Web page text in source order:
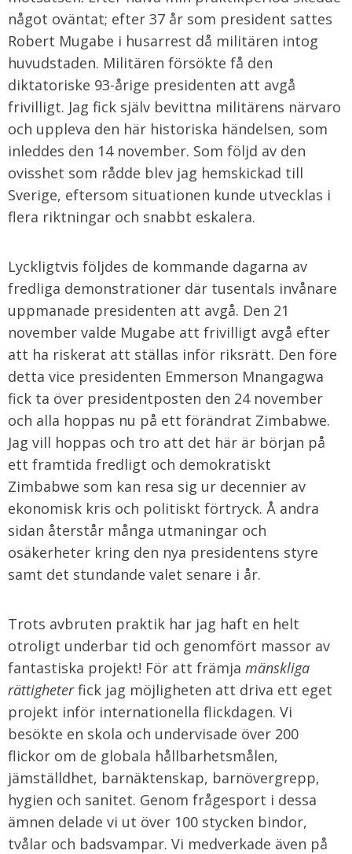
något oväntat; efter 37 år som president sattes
Robert Mugabe i husarrest då militären intog
huvudstaden. Militären försökte få den
diktatoriske 93-årige presidenten att avgå
frivilligt. Jag fick själv bevittna militärens närvaro
och uppleva den här historiska händelsen, som
inleddes den 14 november. Som följd av den
ovisshet som rådde blev jag hemskickad till
Sverige, eftersom situationen kunde utvecklas i
flera riktningar och snabbt eskalera.
Lyckligtvis följdes de kommande dagarna av
fredliga demonstrationer där tusentals invånare
uppmanade presidenten att avgå. Den 21
november valde Mugabe att frivilligt avgå efter
att ha riskerat att ställas inför riksrätt. Den före
detta vice presidenten Emmerson Mnangagwa
fick ta över presidentposten den 24 november
och alla hoppas nu på ett förändrat Zimbabwe.
Jag vill hoppas och tro att det här är början på
ett framtida fredligt och demokratiskt
Zimbabwe som kan resa sig ur decennier av
ekonomisk kris och politiskt förtryck. Å andra
sidan återstår många utmaningar och
osäkerheter kring den nya presidentens styre
samt det stundande valet senare i år.
Trots avbruten praktik har jag haft en helt
otroligt underbar tid och genomfört massor av
fantastiska projekt! För att främja mänskliga
rättigheterfick jag möjligheten att driva ett eget
projekt inför internationella flickdagen. Vi
besökte en skola och undervisade över 200
flickor om de globala hållbarhetsmålen,
jämställdhet, barnäktenskap, barnövergrepp,
hygien och sanitet. Genom frågesport i dessa
ämnen delade vi ut över 100 stycken bindor,
tvålar och badsvampar. Vi medverkade även på